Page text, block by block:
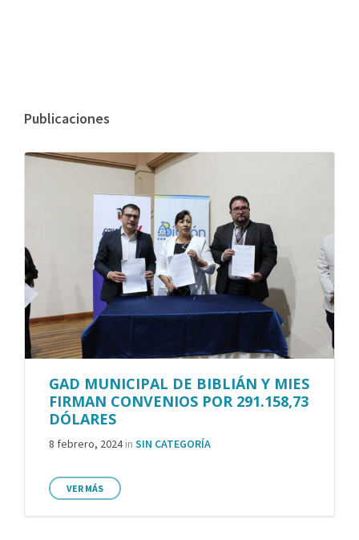
Publicaciones
GAD MUNICIPAL DE BIBLIÁN Y MIES
FIRMAN CONVENIOS POR 291.158,73
DÓLARES
8 febrero, 2024in SIN CATEGORÍA
VER MÁS